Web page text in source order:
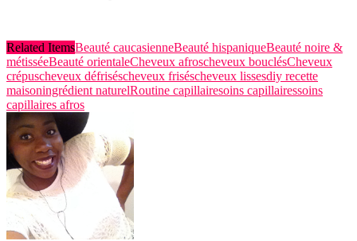
Related ItemsBeauté caucasienneBeauté hispaniqueBeauté noire &
métisséeBeauté orientaleCheveux afroscheveux bouclésCheveux
crépuscheveux défriséscheveux friséscheveux lissesdiy recette
maisoningrédient naturelRoutine capillairesoins capillairessoins
capillaires afros